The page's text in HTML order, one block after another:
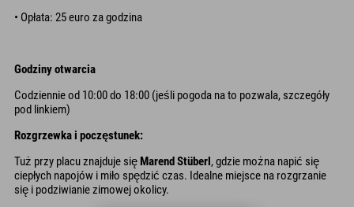
• Opłata: 25 euro za godzina
Godziny otwarcia
Codziennie od 10:00 do 18:00 (jeśli pogoda na to pozwala, szczegóły
pod linkiem)
Rozgrzewka i poczęstunek:
Tuż przy placu znajduje sięMarend Stüberl, gdzie można napić się
ciepłych napojów i miło spędzić czas. Idealne miejsce na rozgrzanie
się i podziwianie zimowej okolicy.